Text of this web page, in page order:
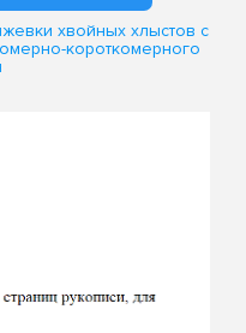
хвойных хлыстов с
короткомерного